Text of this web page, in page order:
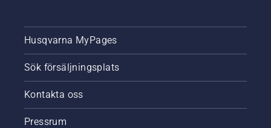
Husqvarna MyPages
Sök försäljningsplats
Kontakta oss
Pressrum